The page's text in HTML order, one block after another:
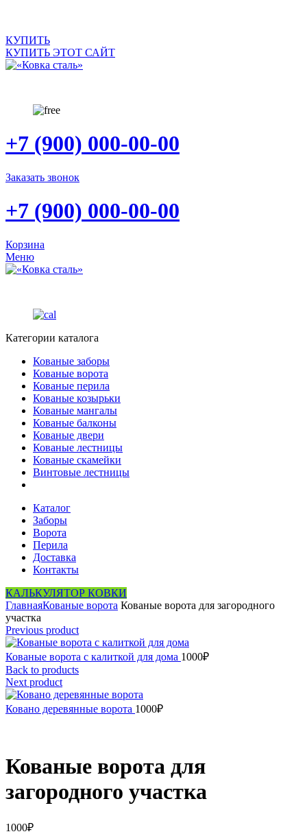
КУПИТЬ
КУПИТЬ ЭТОТ САЙТ
+7 (900) 000-00-00
Заказать звонок
+7 (900) 000-00-00
Корзина
Меню
Категории каталога
Кованые заборы
Кованые ворота
Кованые перила
Кованые козырьки
Кованые мангалы
Кованые балконы
Кованые двери
Кованые лестницы
Кованые скамейки
Винтовые лестницы
Каталог
Заборы
Ворота
Перила
Доставка
Контакты
КАЛЬКУЛЯТОР КОВКИ
ГлавнаяКованые ворота Кованые ворота для загородного
участка
Previous product
Кованые ворота с калиткой для дома 1000₽
Back to products
Next product
Ковано деревянные ворота 1000₽
Кованые ворота для
загородного участка
1000₽